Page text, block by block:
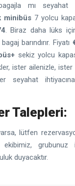
mı seyahat
minibüs 7 yolcu
. Biraz daha lüks
barındırır. Fiyatı
sekiz yolcu
ister ailenizle, ister
seyahat
Talepleri:
, lütfen
grubunuz
duyacaktır.